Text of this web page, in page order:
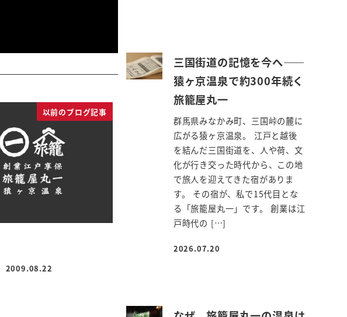
以前のブログ記事
投稿日
2009.08.22
三国街道の記憶を今へ――
猿ヶ京温泉で約300年続く
旅籠屋丸一
群馬県みなかみ町、三国峠の麓に
広がる猿ヶ京温泉。 江戸と越後
を結んだ三国街道を、人や荷、文
化が行き交った時代から、この地
で旅人を迎えてきた宿がありま
す。 その宿が、私で15代目とな
る「旅籠屋丸一」です。 創業は江
戸時代の […]
投稿日
2026.07.20